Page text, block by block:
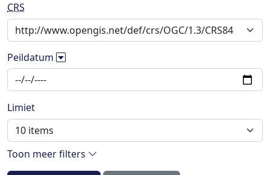
CRS
Peildatum
Limiet
Toon meer filters